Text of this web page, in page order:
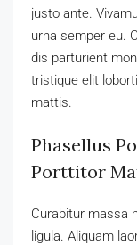
justo ante.
urna semper eu.
dis parturient
tristique elit
mattis.
Phasellus
Porttitor
Curabitur massa
ligula. Aliquam